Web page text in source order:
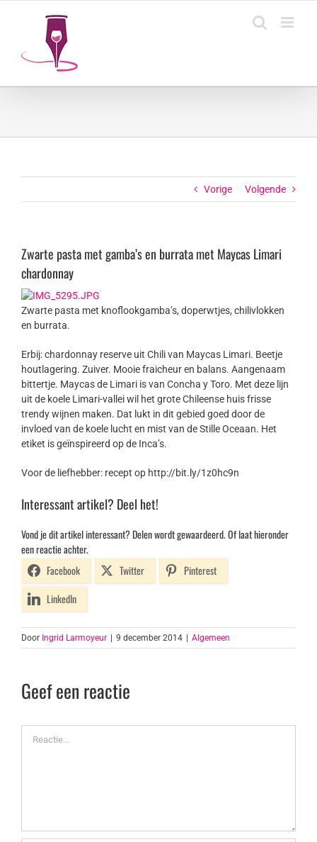
Vorige Volgende
Zwarte pasta met gamba’s en burrata met Maycas Limari
chardonnay
Zwarte pasta met knoflookgamba’s, doperwtjes, chilivlokken
en burrata.
Erbij: chardonnay reserve uit Chili van Maycas Limari. Beetje
houtlagering. Zuiver. Mooie fraicheur en balans. Aangenaam
bittertje. Maycas de Limari is van Concha y Toro. Met deze lijn
uit de koele Limari-vallei wil het grote Chileense huis frisse
trendy wijnen maken. Dat lukt in dit gebied goed door de
invloed van de koele lucht en mist van de Stille Oceaan. Het
etiket is geïnspireerd op de Inca’s.
Voor de liefhebber: recept op http://bit.ly/1z0hc9n
Interessant artikel? Deel het!
Vond je dit artikel interessant? Delen wordt gewaardeerd. Of laat hieronder
een reactie achter.
Facebook
Twitter
Pinterest
LinkedIn
Door Ingrid Larmoyeur 9 december 2014 Algemeen
Geef een reactie